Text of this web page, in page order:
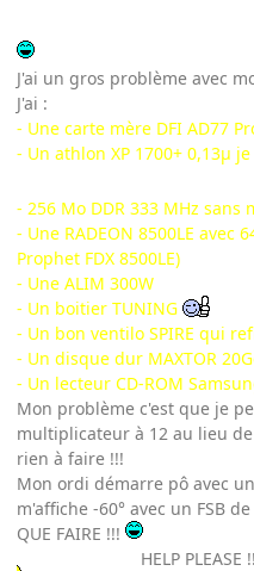
J'ai un gros problème avec
J'ai :
- Une carte mère DFI AD77
- Un athlon XP 1700+ 0,13µ
- 256 Mo DDR 333 MHz sans
- Une RADEON 8500LE avec
Prophet FDX 8500LE)
- Une ALIM 300W
- Un boitier TUNING
- Un bon ventilo SPIRE qui
- Un disque dur MAXTOR
- Un lecteur CD-ROM
Mon problème c'est que je
multiplicateur à 12 au lieu
rien à faire !!!
Mon ordi démarre pô avec
m'affiche -60° avec un FSB
QUE FAIRE !!!
HELP PLEASE